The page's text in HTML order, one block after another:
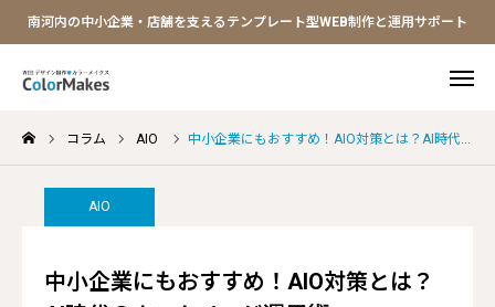
南河内の中小企業・店舗を支えるテンプレート型WEB制作と運用サポート
コラム AIO 中小企業にもおすすめ！AIO対策とは？AI時代のホームページ運用術
AIO
中小企業にもおすすめ！AIO対策とは？
LINE問合せ ご相談予約
ロゴテンプレ